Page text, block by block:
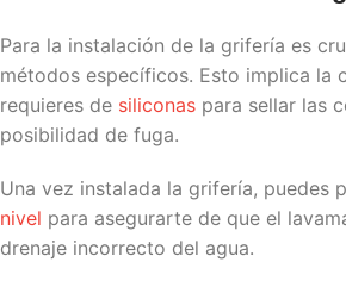
Para la instalación de la grifería es
métodos específicos. Esto implica la
requieres de siliconas para sellar las
posibilidad de fuga.
Una vez instalada la grifería, puedes
nivel para asegurarte de que el
drenaje incorrecto del agua.